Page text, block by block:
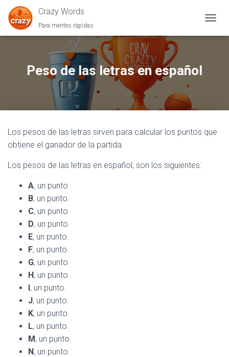
Crazy Words
Para mentes rápidas
A
D
Peso de las letras en español
Los pesos de las letras sirven para calcular los puntos que
obtiene el ganador de la partida.
Los pesos de las letras en español, son los siguientes:
A, un punto.
B, un punto.
C, un punto.
D, un punto.
E, un punto.
F, un punto.
G, un punto.
H, un punto.
I, un punto.
J, un punto.
K, un punto.
L, un punto.
M, un punto.
N, un punto.